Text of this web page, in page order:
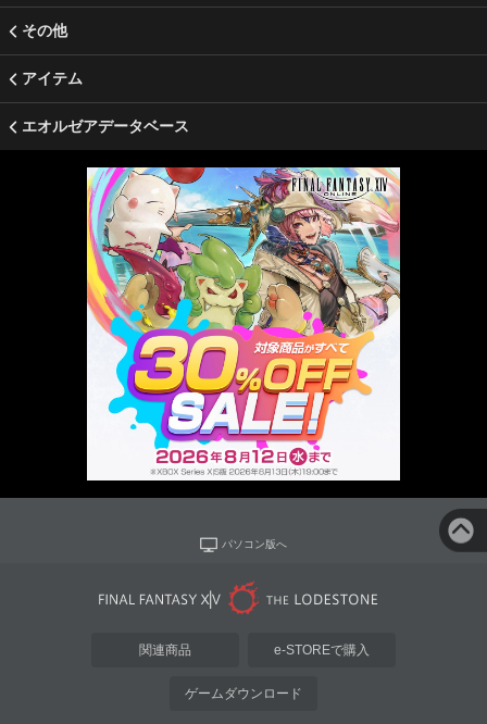
その他
アイテム
エオルゼアデータベース
パソコン版へ
関連商品 e-STOREで購入
ゲームダウンロード